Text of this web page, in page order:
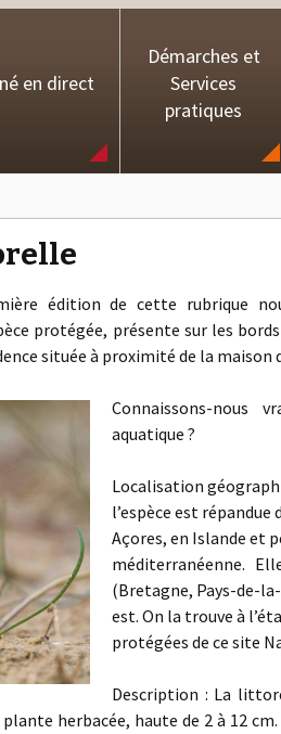
en direct
Démarches et
Services
pratiques
édition de cette rubrique
protégée, présente sur les bords
située à proximité de la maison
Connaissons-nous
aquatique ?
Localisation
l’espèce est répandue
Açores, en Islande et
méditerranéenne.
(Bretagne, Pays-de-
est. On la trouve à
protégées de ce site
Description : La
herbacée, haute de 2 à 12